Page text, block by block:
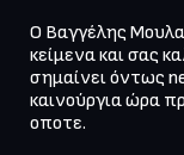
Ο Βαγγέλης
κείμενα και σας
σημαίνει όντως
καινούργια ώρα
οποτε.